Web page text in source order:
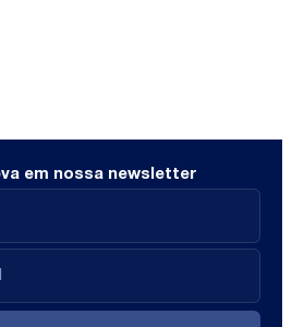
em nossa newsletter